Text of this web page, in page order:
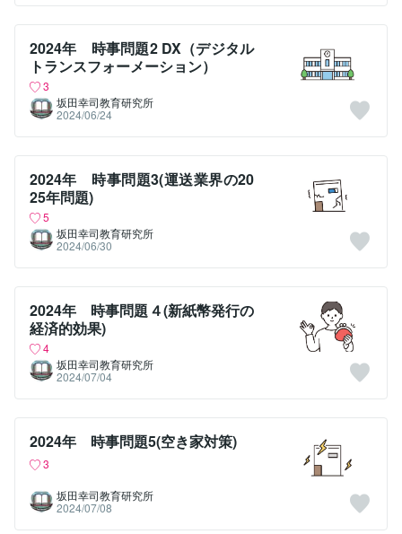
2024年 時事問題2 DX（デジタル
トランスフォーメーション）
3
坂田幸司教育研究所
2024/06/24
2024年 時事問題3(運送業界の20
25年問題)
5
坂田幸司教育研究所
2024/06/30
2024年 時事問題４(新紙幣発行の
経済的効果)
4
坂田幸司教育研究所
2024/07/04
2024年 時事問題5(空き家対策)
3
坂田幸司教育研究所
2024/07/08